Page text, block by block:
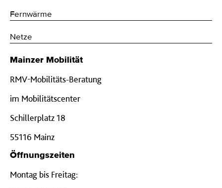
Fernwärme
Netze
Mainzer Mobilität
RMV-Mobilitäts-Beratung
im Mobilitätscenter
Schillerplatz 18
55116 Mainz
Öffnungszeiten
Montag bis Freitag: